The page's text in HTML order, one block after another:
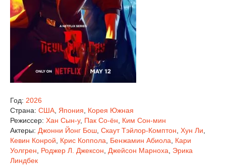
Год: 2026
Страна: США Япония
Корея Южная
Режиссер: Хан Сын-у, Пак Со-ён
Ким Сон-мин
Актеры: Джонни Йонг Бош Скаут Тэйлор-Комптон Хун Ли
Кевин Конрой
Крис Коппола Бенжамин Абиола
Кари
Уолгрен
Роджер Л. Джексон Джейсон Марноха
Эрика
Линдбек